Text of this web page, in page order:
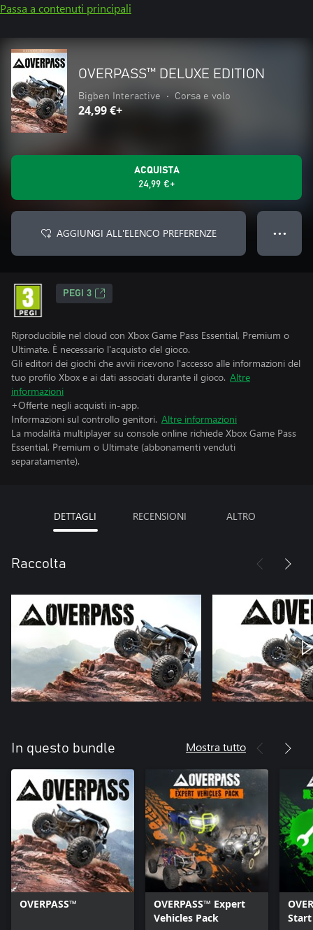
Passa a contenuti principali
OVERPASS™ DELUXE EDITION
Bigben Interactive • Corsa e volo
24,99 €+
ACQUISTA
24,99 €+
AGGIUNGI ALL'ELENCO PREFERENZE ● ● ●
PEGI 3
Riproducibile nel cloud con Xbox Game Pass Essential, Premium o
Ultimate. È necessario l'acquisto del gioco.
Gli editori dei giochi che avvii ricevono l'accesso alle informazioni del
tuo profilo Xbox e ai dati associati durante il gioco. Altre
informazioni
+Offerte negli acquisti in-app.
Informazioni sul controllo genitori. Altre informazioni
La modalità multiplayer su console online richiede Xbox Game Pass
Essential, Premium o Ultimate (abbonamenti venduti
separatamente).
DETTAGLI RECENSIONI ALTRO
Raccolta
In questo bundle Mostra tutto
OVERPASS™
OVERPASS™ Expert
Vehicles Pack